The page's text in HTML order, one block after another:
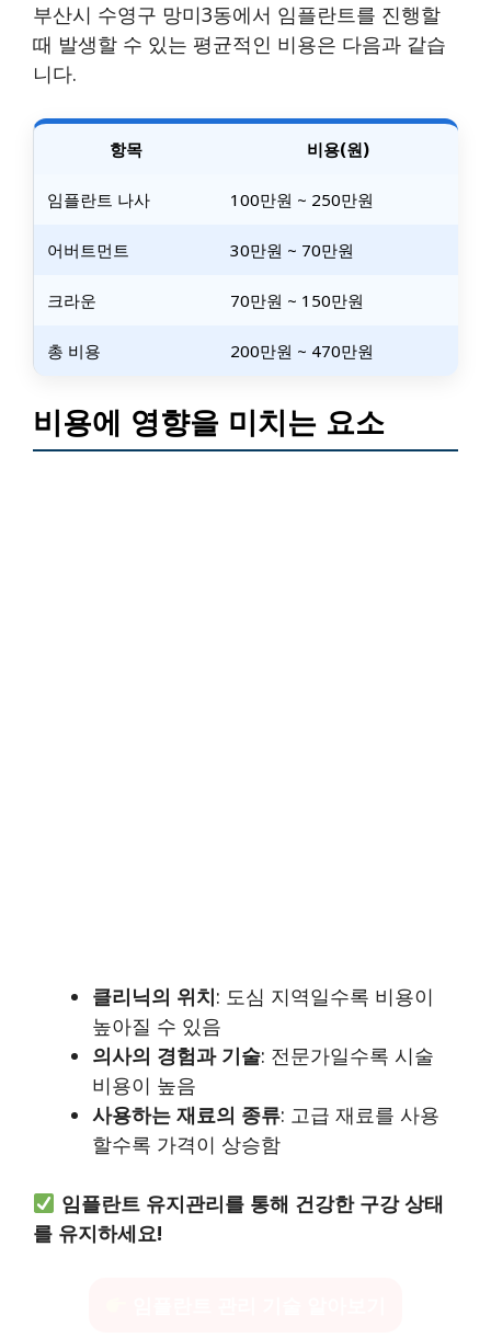
부산시 수영구 망미3동에서 임플란트를 진행할
때 발생할 수 있는 평균적인 비용은 다음과 같습
니다.
항목 비용(원)
임플란트 나사 100만원 ~ 250만원
어버트먼트 30만원 ~ 70만원
크라운 70만원 ~ 150만원
총 비용 200만원 ~ 470만원
비용에 영향을 미치는 요소
클리닉의 위치: 도심 지역일수록 비용이
높아질 수 있음
의사의 경험과 기술: 전문가일수록 시술
비용이 높음
사용하는 재료의 종류: 고급 재료를 사용
할수록 가격이 상승함
임플란트 유지관리를 통해 건강한 구강 상태
를 유지하세요!